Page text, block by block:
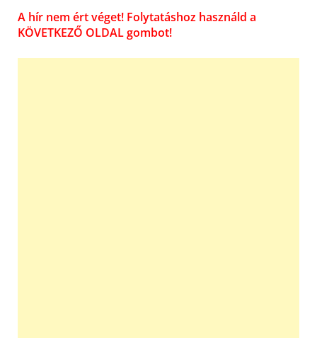
A hír nem ért véget! Folytatáshoz használd a
KÖVETKEZŐ OLDAL gombot!